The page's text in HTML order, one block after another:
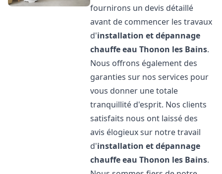
fournirons un devis détaillé
avant de commencer les travaux
d'installation et dépannage
chauffe eau Thonon les Bains.
Nous offrons également des
garanties sur nos services pour
vous donner une totale
tranquillité d'esprit. Nos clients
satisfaits nous ont laissé des
avis élogieux sur notre travail
d'installation et dépannage
chauffe eau Thonon les Bains.